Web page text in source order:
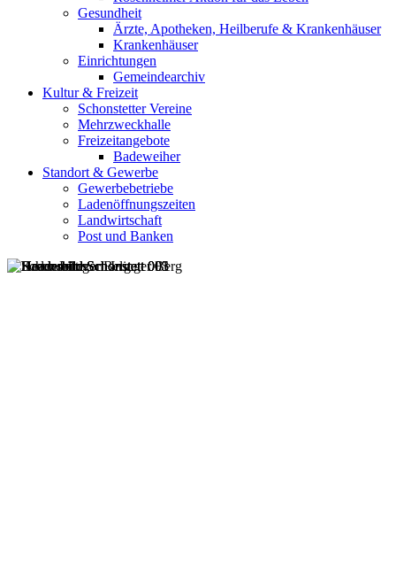
Gesundheit
Ärzte, Apotheken, Heilberufe & Krankenhäuser
Krankenhäuser
Einrichtungen
Gemeindearchiv
Kultur & Freizeit
Schonstetter Vereine
Mehrzweckhalle
Freizeitangebote
Badeweiher
Standort & Gewerbe
Gewerbebetriebe
Ladenöffnungszeiten
Landwirtschaft
Post und Banken